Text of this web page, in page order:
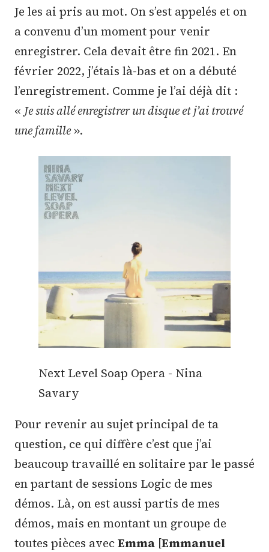
Je les ai pris au mot. On s’est appelés et on
a convenu d’un moment pour venir
enregistrer. Cela devait être fin 2021. En
février 2022, j’étais là-bas et on a débuté
l’enregistrement. Comme je l’ai déjà dit :
« Je suis allé enregistrer un disque et j’ai trouvé
une famille».
Next Level Soap Opera - Nina
Savary
Pour revenir au sujet principal de ta
question, ce qui diffère c’est que j’ai
beaucoup travaillé en solitaire par le passé
en partant de sessions Logic de mes
démos. Là, on est aussi partis de mes
démos, mais en montant un groupe de
toutes pièces avecEmma [Emmanuel